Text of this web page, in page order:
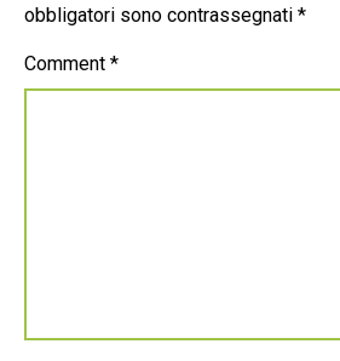
obbligatori sono contrassegnati *
Comment *